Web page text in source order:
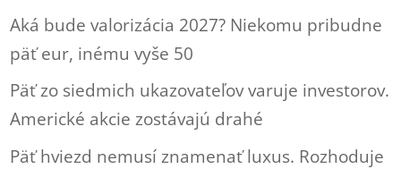
Aká bude valorizácia 2027? Niekomu pribudne
päť eur, inému vyše 50
Päť zo siedmich ukazovateľov varuje investorov.
Americké akcie zostávajú drahé
Päť hviezd nemusí znamenať luxus. Rozhoduje